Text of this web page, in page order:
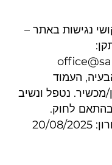
נגישות באתר –
העמוד
מכשיר. נטפל ונשיב
לחוק.
2025